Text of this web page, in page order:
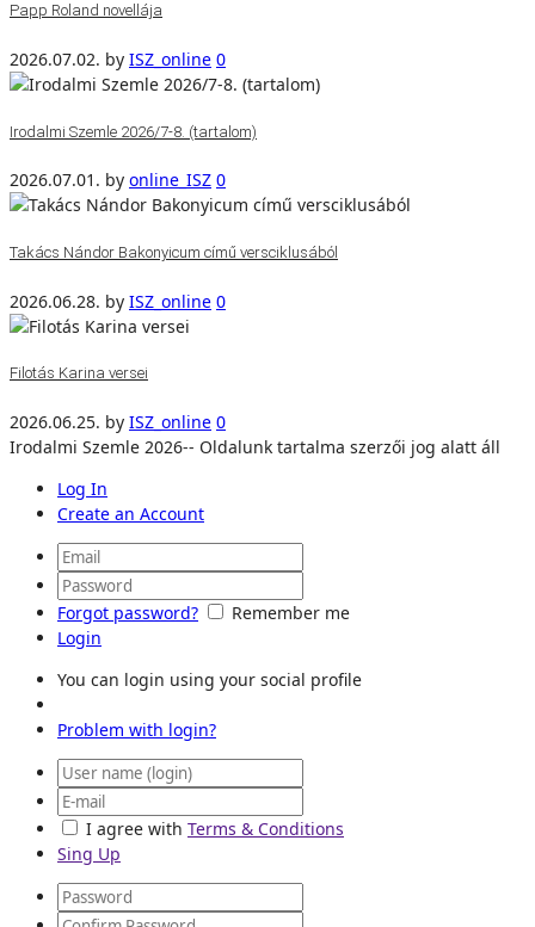
Papp Roland novellája
2026.07.02. by ISZ_online 0
Irodalmi Szemle 2026/7-8. (tartalom)
2026.07.01. by online_ISZ 0
Takács Nándor Bakonyicum című versciklusából
2026.06.28. by ISZ_online 0
Filotás Karina versei
2026.06.25. by ISZ_online 0
Irodalmi Szemle 2026-- Oldalunk tartalma szerzői jog alatt áll
Log In
Create an Account
Forgot password?
Remember me
Login
You can login using your social profile
Problem with login?
I agree with Terms & Conditions
Sing Up